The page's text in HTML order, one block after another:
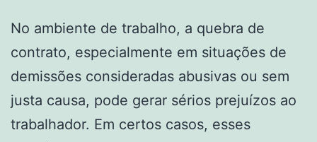
No ambiente de trabalho, a quebra de
contrato, especialmente em situações de
demissões consideradas abusivas ou sem
justa causa, pode gerar sérios prejuízos ao
trabalhador. Em certos casos, esses